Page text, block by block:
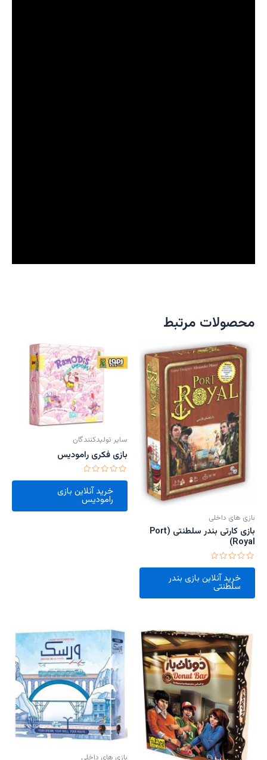
محصولات مرتبط
بازی های داخلی
بازی کارتی بندر سلطنتی (Port
Royal)
امتیاز
خرید آنلاین بازی بندر
سلطنتی
سایر تولیدکنندگان
بازی فکری رامودیس
امتیاز
خرید آنلاین بازی
رامودیس
بازی های داخلی